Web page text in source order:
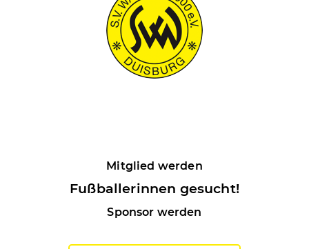
Mitglied werden
Fußballerinnen gesucht!
Sponsor werden